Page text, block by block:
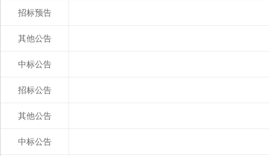
招标预告
其他公告
中标公告
招标公告
其他公告
中标公告